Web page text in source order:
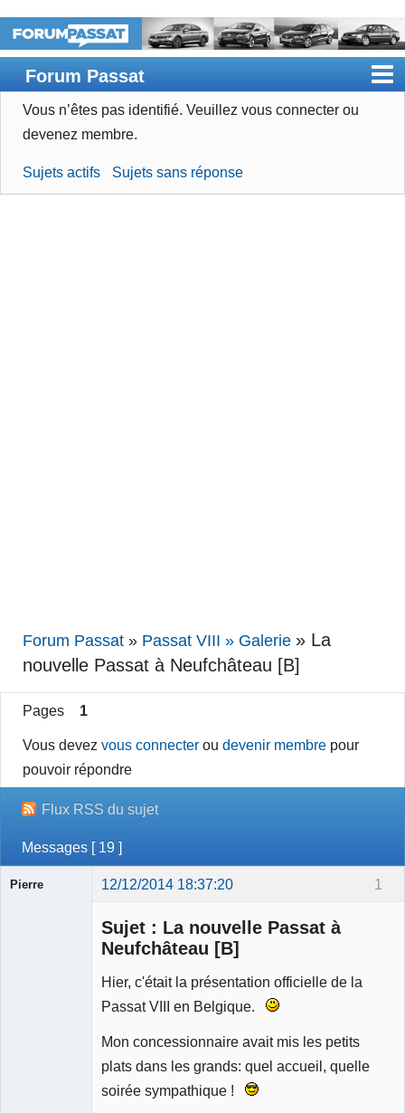
Forum Passat
Accueil
Devenir membre
Vous n’êtes pas identifié. Veuillez vous connecter ou
devenez membre.
Sujets actifs Sujets sans réponse
Forum Passat » Passat VIII » Galerie » La
nouvelle Passat à Neufchâteau [B]
Pages 1
Vous devezvous connecter oudevenir membre pour
pouvoir répondre
Flux RSS du sujet
Messages [ 19 ]
1
Pierre 12/12/2014 18:37:20
Sujet : La nouvelle Passat à
Neufchâteau [B]
Hier, c'était la présentation officielle de la
Passat VIII en Belgique.
Mon concessionnaire avait mis les petits
plats dans les grands: quel accueil, quelle
soirée sympathique !